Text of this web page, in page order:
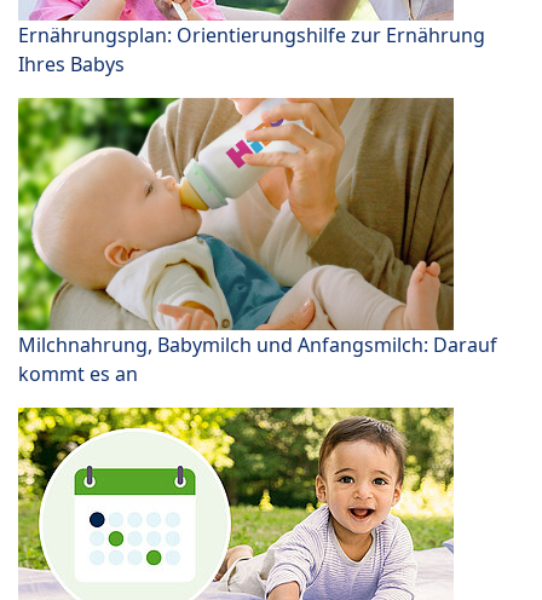
Ernährungsplan: Orientierungshilfe zur Ernährung
Ihres Babys
Milchnahrung, Babymilch und Anfangsmilch: Darauf
kommt es an